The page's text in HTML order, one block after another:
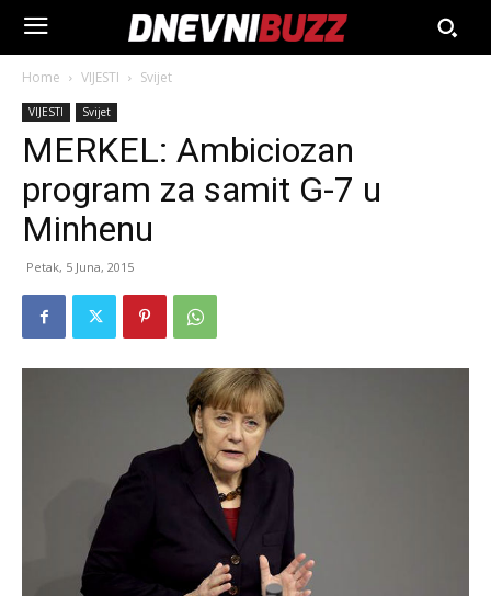
Home VIJESTI Svijet
VIJESTI Svijet
MERKEL: Ambiciozan
program za samit G-7 u
Minhenu
Petak, 5 Juna, 2015